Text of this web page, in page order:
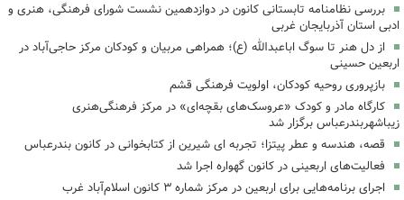
بررسی نظامنامه تابستانی کانون در دوازدهمین نشست شورای فرهنگی، هنری و
ادبی استان آذربایجان غربی
از دل هنر تا سوگ اباعبدالله (ع)؛ همراهی مربیان و کودکان مرکز حاجی‌آباد در
اربعین حسینی
بازپروری روحیه کودکان، اولویت فرهنگی قشم
کارگاه مادر و کودک «عروسک‌های بقچه‌ای» در مرکز فرهنگی‌هنری
زیباشهربندرعباس برگزار شد
قصه، هندسه و عطر پیتزا؛ تجربه ای شیرین از کتابخوانی در کانون بندرعباس
فعالیت‌های اربعینی در کانون گهواره اجرا شد
اجرای برنامه‌هایی برای اربعین در مرکز شماره ۳ کانون اسلام‌آباد غرب